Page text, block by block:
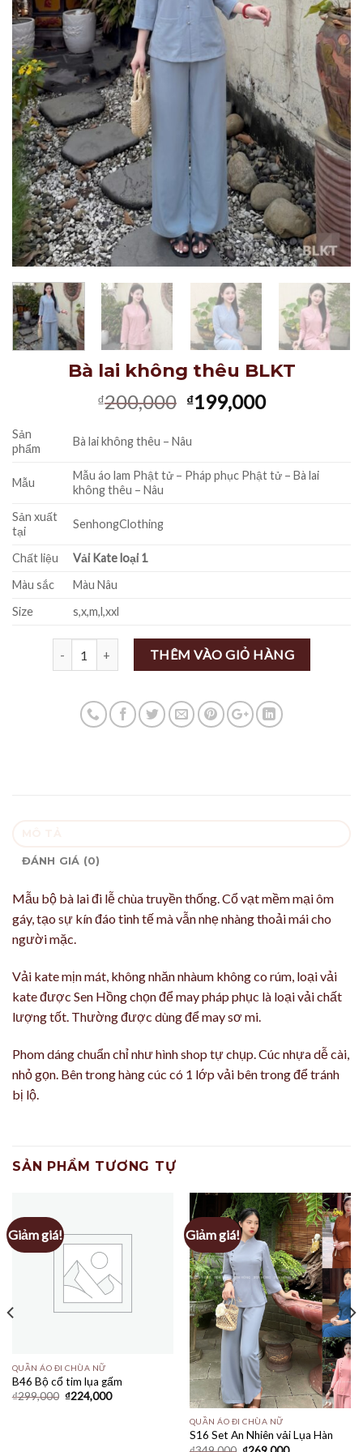
Bà lai không thêu BLKT
₫200,000 Giá
là:
₫199,000Giá
₫199,000.
Sản
phẩm
Bà lai không thêu – Nâu
Mẫu
Mẫu áo lam Phật tử – Pháp phục Phật tử – Bà lai
không thêu – Nâu
Sản xuất
tại
SenhongClothing
Chất liệu
Vải Kate loại 1
Màu sắc
Màu Nâu
Size
s,x,m,l,xxl
THÊM VÀO GIỎ HÀNG
ĐÁNH GIÁ (0)
Mẫu bộ bà lai đi lễ chùa truyền thống. Cổ vạt mềm mại ôm
gáy, tạo sự kín đáo tinh tế mà vẫn nhẹ nhàng thoải mái cho
người mặc.
Vải kate mịn mát, không nhăn nhàum không co rúm, loại vải
kate được Sen Hồng chọn để may pháp phục là loại vải chất
lượng tốt. Thường được dùng để may sơ mi.
Phom dáng chuẩn chỉ như hình shop tự chụp. Cúc nhựa dễ cài,
nhỏ gọn. Bên trong hàng cúc có 1 lớp vải bên trong để tránh
bị lộ.
SẢN PHẨM TƯƠNG TỰ
Giảm giá!
QUẦN ÁO ĐI CHÙA NỮ
B46 Bộ cổ tim lụa gấm
₫299,000 Giá
₫224,000Giá
Giảm giá!
QUẦN ÁO ĐI CHÙA NỮ
S16 Set An Nhiên vải Lụa Hàn